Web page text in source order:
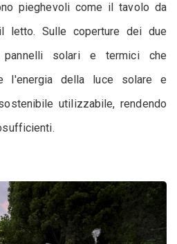
pieghevoli come il tavolo da
letto. Sulle coperture dei due
solari e termici che
l'energia della luce solare e
utilizzabile, rendendo